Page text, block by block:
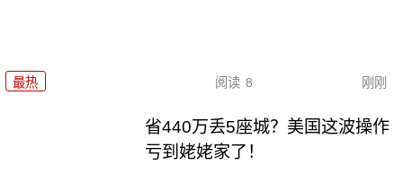
最热 阅读 8 刚刚
省440万丢5座城？美国这波操作
亏到姥姥家了！